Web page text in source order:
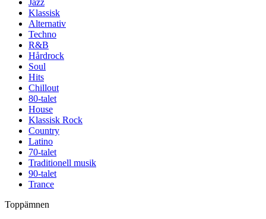
Jazz
Klassisk
Alternativ
Techno
R&B
Hårdrock
Soul
Hits
Chillout
80-talet
House
Klassisk Rock
Country
Latino
70-talet
Traditionell musik
90-talet
Trance
Toppämnen